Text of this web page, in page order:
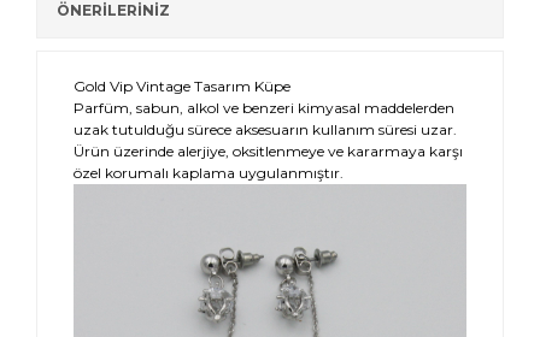
ÖNERİLERİNİZ
Gold Vip Vintage Tasarım Küpe
Parfüm, sabun, alkol ve benzeri kimyasal maddelerden
uzak tutulduğu sürece aksesuarın kullanım süresi uzar.
Ürün üzerinde alerjiye, oksitlenmeye ve kararmaya karşı
özel korumalı kaplama uygulanmıştır.